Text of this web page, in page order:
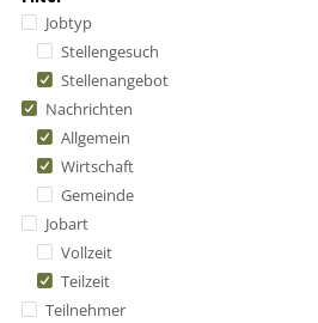
Jobtyp
Stellengesuch
Stellenangebot
Nachrichten
Allgemein
Wirtschaft
Gemeinde
Jobart
Vollzeit
Teilzeit
Teilnehmer